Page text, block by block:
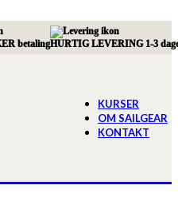
betalingHURTIG LEVERING 1-3
KURSER
OM SAILGEAR
KONTAKT